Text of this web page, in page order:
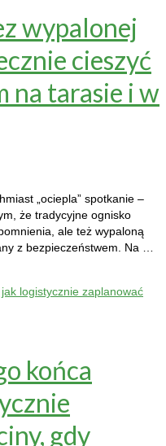
wypalonej
cieszyć
na tarasie i w
„ociepla” spotkanie –
że tradycyjne ognisko
ale też wypaloną
z bezpieczeństwem. Na …
końca
gdy